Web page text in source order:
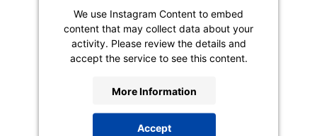
We use Instagram Content to embed
content that may collect data about your
activity. Please review the details and
accept the service to see this content.
More Information
Accept